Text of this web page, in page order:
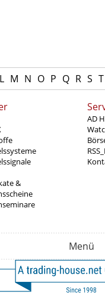
L M N O P Q R S T
&
AD
Menü